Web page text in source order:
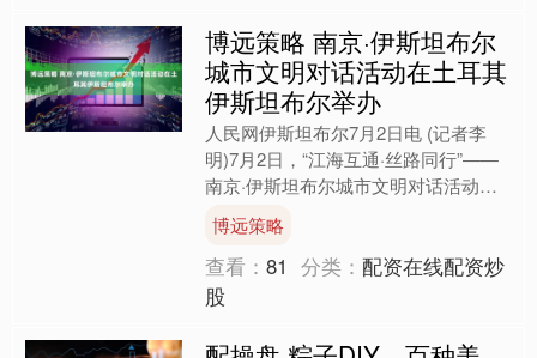
博远策略 南京·伊斯坦布尔
城市文明对话活动在土耳其
伊斯坦布尔举办
人民网伊斯坦布尔7月2日电 (记者李
明)7月2日，“江海互通·丝路同行”——
南京·伊斯坦布尔城市文明对话活动在
土耳其伊斯坦布尔举办。中央精神文明
建设办公室专职副....
博远策略
查看：81 分类：配资在线配资炒
股